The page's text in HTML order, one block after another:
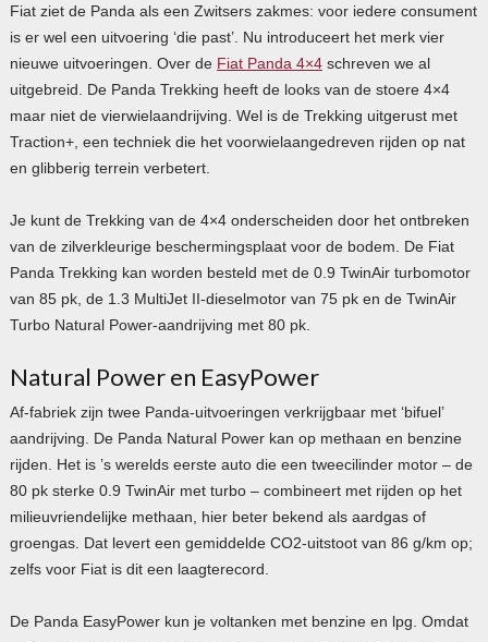
Fiat ziet de Panda als een Zwitsers zakmes: voor iedere consument
is er wel een uitvoering ‘die past’. Nu introduceert het merk vier
nieuwe uitvoeringen. Over de Fiat Panda 4×4schreven we al
uitgebreid. De Panda Trekking heeft de looks van de stoere 4×4
maar niet de vierwielaandrijving. Wel is de Trekking uitgerust met
Traction+, een techniek die het voorwielaangedreven rijden op nat
en glibberig terrein verbetert.
Je kunt de Trekking van de 4×4 onderscheiden door het ontbreken
van de zilverkleurige beschermingsplaat voor de bodem. De Fiat
Panda Trekking kan worden besteld met de 0.9 TwinAir turbomotor
van 85 pk, de 1.3 MultiJet II-dieselmotor van 75 pk en de TwinAir
Turbo Natural Power-aandrijving met 80 pk.
Natural Power en EasyPower
Af-fabriek zijn twee Panda-uitvoeringen verkrijgbaar met ‘bifuel’
aandrijving. De Panda Natural Power kan op methaan en benzine
rijden. Het is ’s werelds eerste auto die een tweecilinder motor – de
80 pk sterke 0.9 TwinAir met turbo – combineert met rijden op het
milieuvriendelijke methaan, hier beter bekend als aardgas of
groengas. Dat levert een gemiddelde CO2-uitstoot van 86 g/km op;
zelfs voor Fiat is dit een laagterecord.
De Panda EasyPower kun je voltanken met benzine en lpg. Omdat